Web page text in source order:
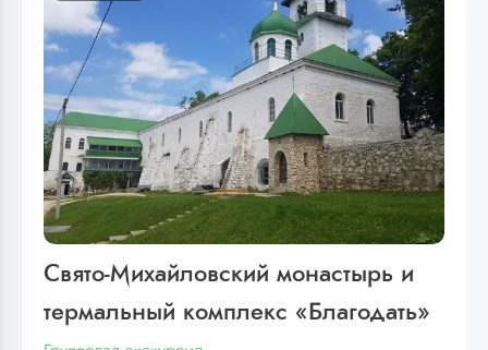
Свято-Михайловский монастырь и
термальный комплекс «Благодать»